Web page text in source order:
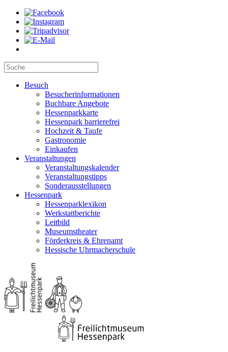
Besuch
Besucherinformationen
Buchbare Angebote
Hessenparkkarte
Hessenpark barrierefrei
Hochzeit & Taufe
Gastronomie
Einkaufen
Veranstaltungen
Veranstaltungskalender
Veranstaltungstipps
Sonderausstellungen
Hessenpark
Hessenparklexikon
Werkstattberichte
Leitbild
Museumstheater
Förderkreis & Ehrenamt
Hessische Uhrmacherschule